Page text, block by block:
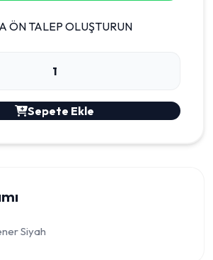
ÖN TALEP OLUŞTURUN
Sepete Ekle
Siyah